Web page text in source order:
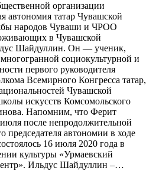
организации
автономия татар Чувашской
народов Чуваши и ЧРОО
в Чувашской
Шайдуллин. Он — ученик,
социокультурной и
первого руководителя
Всемирного Конгресса татар,
Чувашской
искусств Комсомольского
Напомним, что Ферит
после непродолжительной
председателя автономии в ходе
16 июля 2020 года в
культуры «Урмаевский
Ильдус Шайдуллин –…